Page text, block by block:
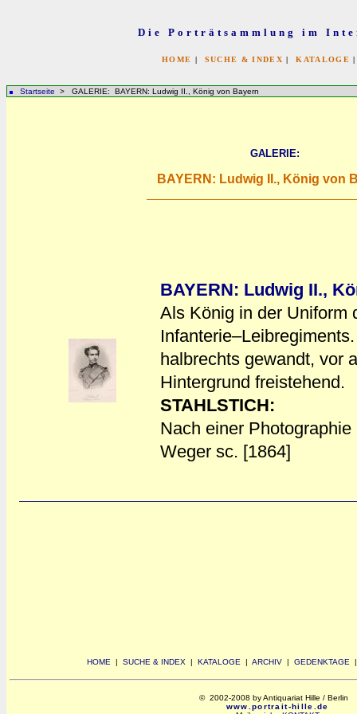
Die Porträtsammlung im
HOME | SUCHE & INDEX |KATALOGE
Startseite > GALERIE: BAYERN: Ludwig II., König von Bayern
GALERIE:
BAYERN: Ludwig II., König von
BAYERN: Ludwig II.,
Als König in der Uniform
halbrechts gewandt, vor
Hintergrund freistehend.
STAHLSTICH:
Nach einer
Weger sc. [1864]
HOME | SUCHE & INDEX | KATALOGE | ARCHIV | GEDENKTAGE
© 2002-2008 by Antiquariat Hille / Berlin
www.portrait-hille.de